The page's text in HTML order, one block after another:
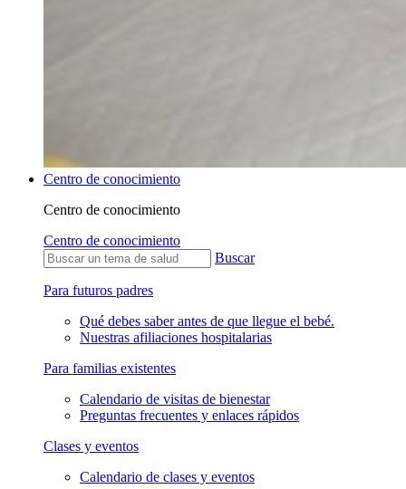
Centro de conocimiento
Centro de conocimiento
Centro de conocimiento
Buscar
Para futuros padres
Qué debes saber antes de que llegue el bebé.
Nuestras afiliaciones hospitalarias
Para familias existentes
Calendario de visitas de bienestar
Preguntas frecuentes y enlaces rápidos
Clases y eventos
Calendario de clases y eventos